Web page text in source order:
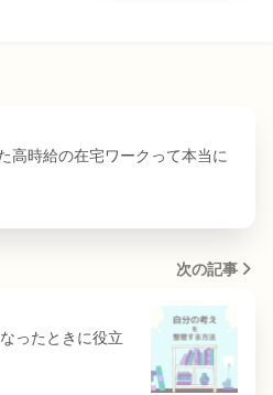
高時給の在宅ワークって本当に
次の記事
ったときに役立